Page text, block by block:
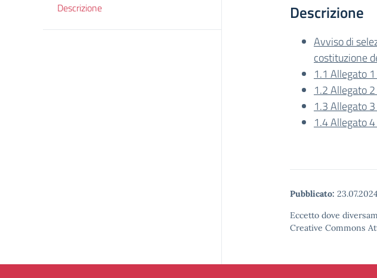
Descrizione Descrizione
Avviso di
costituzione
1.1 Allegato
1.2 Allegato
1.3 Allegato
1.4 Allegato
Pubblicato: 23.07.2024
Eccetto dove
Creative Commons